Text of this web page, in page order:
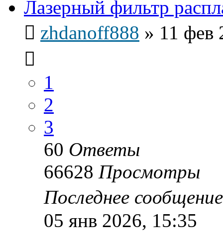
Лазерный фильтр
zhdanoff888 » 11 фев
1
2
3
60 Ответы
66628 Просмотры
Последнее
05 янв 2026, 15:35